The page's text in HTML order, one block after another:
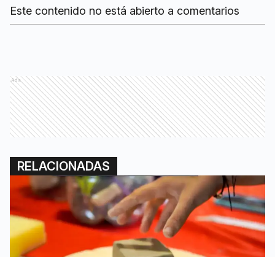
Este contenido no está abierto a comentarios
Ads
RELACIONADAS